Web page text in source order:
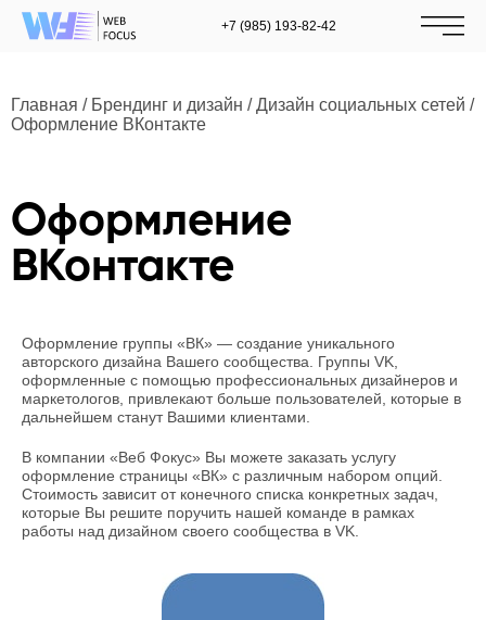
+7 (985) 193-82-42
Главная / Брендинг и дизайн /Дизайн социальных сетей /
Оформление ВКонтакте
Оформление
ВКонтакте
Оформление группы «ВК» — создание уникального
авторского дизайна Вашего сообщества. Группы VK,
оформленные с помощью профессиональных дизайнеров и
маркетологов, привлекают больше пользователей, которые в
дальнейшем станут Вашими клиентами.
В компании «Веб Фокус» Вы можете заказать услугу
оформление страницы «ВК» с различным набором опций.
Стоимость зависит от конечного списка конкретных задач,
которые Вы решите поручить нашей команде в рамках
работы над дизайном своего сообщества в VK.